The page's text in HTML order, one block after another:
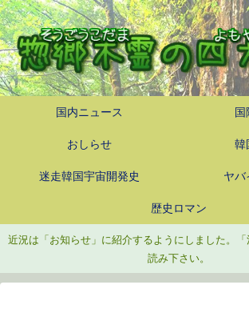
国内ニュース 国
おしらせ 韓
迷走韓国宇宙開発史 ヤバ
歴史ロマン
近況は「お知らせ」に紹介するようにしました。
読み下さい。